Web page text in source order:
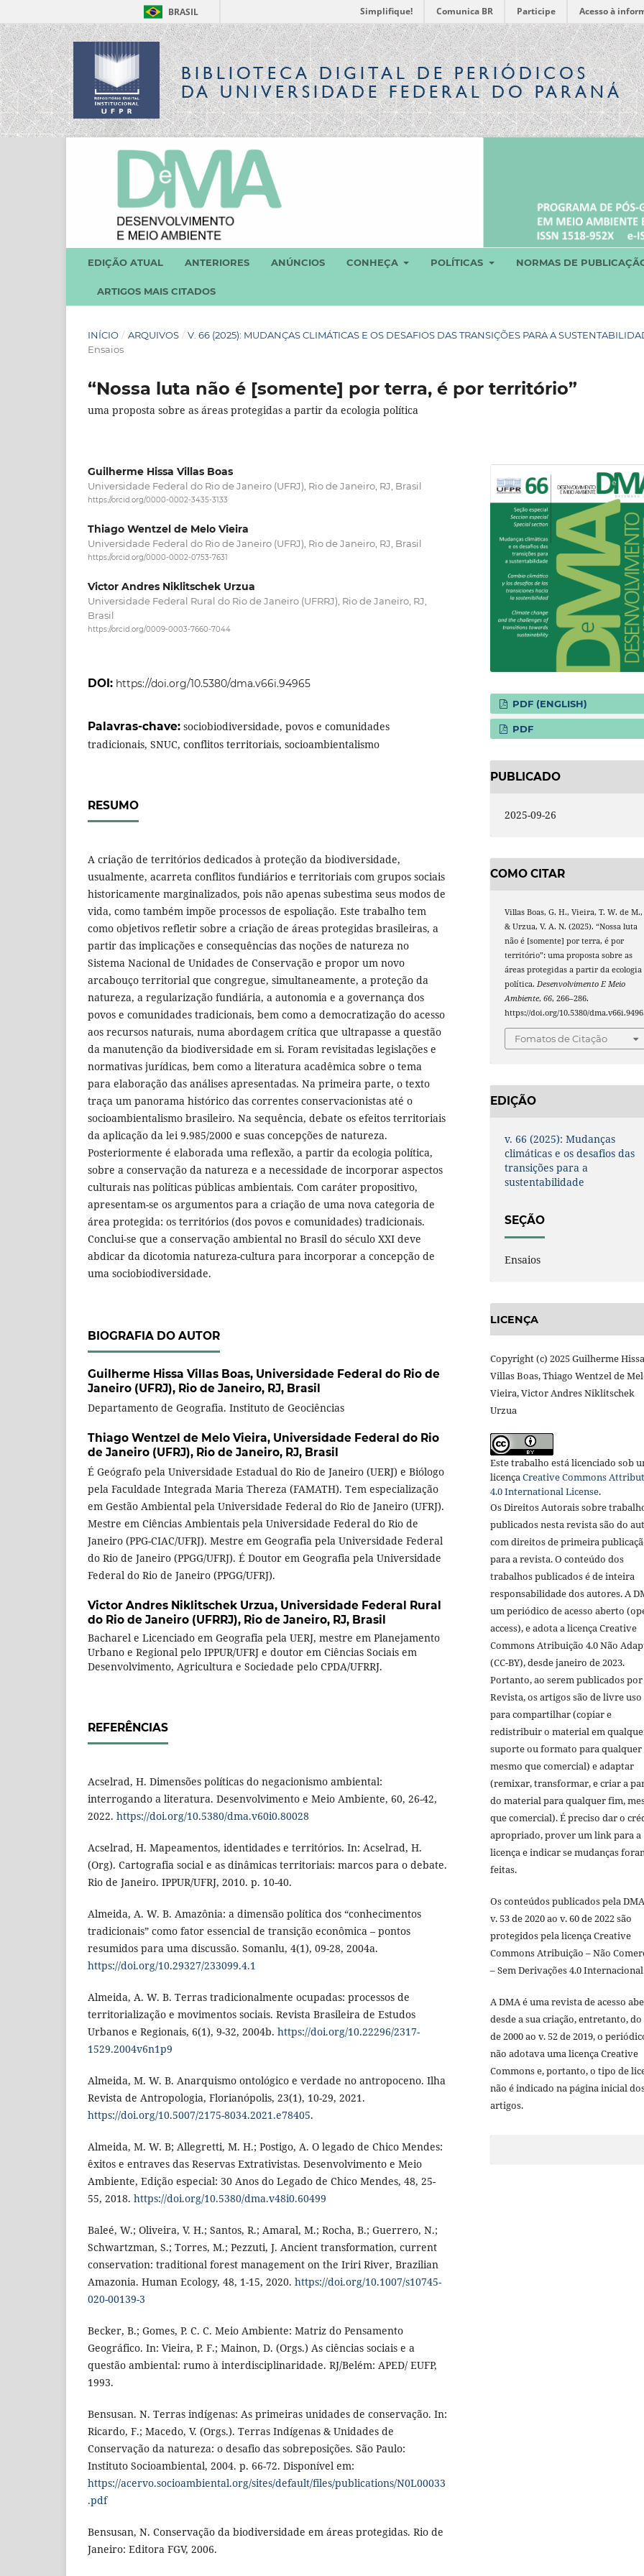
BRASIL Simplifique! Comunica BR Participe Acesso à
BIBLIOTECA DIGITALDE PERIÓDICOS
DA UNIVERSIDADE FEDERAL DO PARANÁ
EDIÇÃO ATUAL ANTERIORES ANÚNCIOS CONHEÇA POLÍTICAS NORMAS DE
ARTIGOS MAIS CITADOS
INÍCIO / ARQUIVOS / V. 66 (2025): MUDANÇAS CLIMÁTICAS E OS DESAFIOS DAS TRANSIÇÕES PARA A
Ensaios
“Nossa luta não é [somente] por terra, é por território”
uma proposta sobre as áreas protegidas a partir da ecologia política
Guilherme Hissa Villas Boas
Universidade Federal do Rio de Janeiro (UFRJ), Rio de Janeiro, RJ, Brasil
https://orcid.org/0000-0002-3435-3133
Thiago Wentzel de Melo Vieira
Universidade Federal do Rio de Janeiro (UFRJ), Rio de Janeiro, RJ, Brasil
https://orcid.org/0000-0002-0753-7631
Victor Andres Niklitschek Urzua
Universidade Federal Rural do Rio de Janeiro (UFRRJ), Rio de Janeiro, RJ,
Brasil
https://orcid.org/0009-0003-7660-7044
DOI: https://doi.org/10.5380/dma.v66i.94965
Palavras-chave: sociobiodiversidade, povos e comunidades
tradicionais, SNUC, conflitos territoriais, socioambientalismo
RESUMO
A criação de territórios dedicados à proteção da biodiversidade,
usualmente, acarreta conflitos fundiários e territoriais com grupos sociais
historicamente marginalizados, pois não apenas subestima seus modos de
vida, como também impõe processos de espoliação. Este trabalho tem
como objetivos refletir sobre a criação de áreas protegidas brasileiras, a
partir das implicações e consequências das noções de natureza no
Sistema Nacional de Unidades de Conservação e propor um novo
arcabouço territorial que congregue, simultaneamente, a proteção da
natureza, a regularização fundiária, a autonomia e a governança dos
povos e comunidades tradicionais, bem como a democratização do acesso
aos recursos naturais, numa abordagem crítica que ultrapasse a questão
da manutenção da biodiversidade em si. Foram revisitadas legislações e
normativas jurídicas, bem como a literatura acadêmica sobre o tema
para elaboração das análises apresentadas. Na primeira parte, o texto
traça um panorama histórico das correntes conservacionistas até o
socioambientalismo brasileiro. Na sequência, debate os efeitos territoriais
da aplicação da lei 9.985/2000 e suas concepções de natureza.
Posteriormente é elaborada uma reflexão, a partir da ecologia política,
sobre a conservação da natureza e a necessidade de incorporar aspectos
culturais nas políticas públicas ambientais. Com caráter propositivo,
apresentam-se os argumentos para a criação de uma nova categoria de
área protegida: os territórios (dos povos e comunidades) tradicionais.
Conclui-se que a conservação ambiental no Brasil do século XXI deve
abdicar da dicotomia natureza-cultura para incorporar a concepção de
uma sociobiodiversidade.
BIOGRAFIA DO AUTOR
Guilherme Hissa Villas Boas, Universidade Federal do Rio de
Janeiro (UFRJ), Rio de Janeiro, RJ, Brasil
Departamento de Geografia. Instituto de Geociências
Thiago Wentzel de Melo Vieira, Universidade Federal do Rio
de Janeiro (UFRJ), Rio de Janeiro, RJ, Brasil
É Geógrafo pela Universidade Estadual do Rio de Janeiro (UERJ) e Biólogo
pela Faculdade Integrada Maria Thereza (FAMATH). Tem especialização
em Gestão Ambiental pela Universidade Federal do Rio de Janeiro (UFRJ).
Mestre em Ciências Ambientais pela Universidade Federal do Rio de
Janeiro (PPG-CIAC/UFRJ). Mestre em Geografia pela Universidade Federal
do Rio de Janeiro (PPGG/UFRJ). É Doutor em Geografia pela Universidade
Federal do Rio de Janeiro (PPGG/UFRJ).
Victor Andres Niklitschek Urzua, Universidade Federal Rural
do Rio de Janeiro (UFRRJ), Rio de Janeiro, RJ, Brasil
Bacharel e Licenciado em Geografia pela UERJ, mestre em Planejamento
Urbano e Regional pelo IPPUR/UFRJ e doutor em Ciências Sociais em
Desenvolvimento, Agricultura e Sociedade pelo CPDA/UFRRJ.
REFERÊNCIAS
Acselrad, H. Dimensões políticas do negacionismo ambiental:
interrogando a literatura. Desenvolvimento e Meio Ambiente, 60, 26-42,
2022. https://doi.org/10.5380/dma.v60i0.80028
Acselrad, H. Mapeamentos, identidades e territórios. In: Acselrad, H.
(Org). Cartografia social e as dinâmicas territoriais: marcos para o debate.
Rio de Janeiro. IPPUR/UFRJ, 2010. p. 10-40.
Almeida, A. W. B. Amazônia: a dimensão política dos “conhecimentos
tradicionais” como fator essencial de transição econômica – pontos
resumidos para uma discussão. Somanlu, 4(1), 09-28, 2004a.
https://doi.org/10.29327/233099.4.1
Almeida, A. W. B. Terras tradicionalmente ocupadas: processos de
territorialização e movimentos sociais. Revista Brasileira de Estudos
Urbanos e Regionais, 6(1), 9-32, 2004b. https://doi.org/10.22296/2317-
1529.2004v6n1p9
Almeida, M. W. B. Anarquismo ontológico e verdade no antropoceno. Ilha
Revista de Antropologia, Florianópolis, 23(1), 10-29, 2021.
https://doi.org/10.5007/2175-8034.2021.e78405.
Almeida, M. W. B; Allegretti, M. H.; Postigo, A. O legado de Chico Mendes:
êxitos e entraves das Reservas Extrativistas. Desenvolvimento e Meio
Ambiente, Edição especial: 30 Anos do Legado de Chico Mendes, 48, 25-
55, 2018. https://doi.org/10.5380/dma.v48i0.60499
Baleé, W.; Oliveira, V. H.; Santos, R.; Amaral, M.; Rocha, B.; Guerrero, N.;
Schwartzman, S.; Torres, M.; Pezzuti, J. Ancient transformation, current
conservation: traditional forest management on the Iriri River, Brazilian
Amazonia. Human Ecology, 48, 1-15, 2020. https://doi.org/10.1007/s10745-
020-00139-3
Becker, B.; Gomes, P. C. C. Meio Ambiente: Matriz do Pensamento
Geográfico. In: Vieira, P. F.; Mainon, D. (Orgs.) As ciências sociais e a
questão ambiental: rumo à interdisciplinaridade. RJ/Belém: APED/ EUFP,
1993.
Bensusan. N. Terras indígenas: As primeiras unidades de conservação. In:
Ricardo, F.; Macedo, V. (Orgs.). Terras Indígenas & Unidades de
Conservação da natureza: o desafio das sobreposições. São Paulo:
Instituto Socioambiental, 2004. p. 66-72. Disponível em:
https://acervo.socioambiental.org/sites/default/files/publications/N0L00033
.pdf
Bensusan, N. Conservação da biodiversidade em áreas protegidas. Rio de
Janeiro: Editora FGV, 2006.
PDF (ENGLISH)
PDF
PUBLICADO
2025-09-26
COMO CITAR
Villas Boas, G. H., Vieira, T. W. de M.,
& Urzua, V. A. N. (2025). “Nossa luta
não é [somente] por terra, é por
território”: uma proposta sobre as
áreas protegidas a partir da ecologia
política.Desenvolvimento E Meio
Ambiente,66, 266–286.
https://doi.org/10.5380/
Fomatos de Citação
EDIÇÃO
v. 66 (2025): Mudanças
climáticas e os desafios das
transições para a
sustentabilidade
SEÇÃO
Ensaios
LICENÇA
Copyright (c) 2025 Guilherme Hissa
Villas Boas, Thiago Wentzel de
Vieira, Victor Andres Niklitschek
Urzua
Este trabalho está licenciado sob
licençaCreative Commons
4.0 International License.
Os Direitos Autorais sobre
publicados nesta revista são do
com direitos de primeira
para a revista. O conteúdo dos
trabalhos publicados é de inteira
responsabilidade dos autores. A
um periódico de acesso aberto
access), e adota a licença Creative
Commons Atribuição 4.0 Não
(CC-BY), desde janeiro de 2023.
Portanto, ao serem publicados por
Revista, os artigos são de livre uso
para compartilhar (copiar e
redistribuir o material em
suporte ou formato para
mesmo que comercial) e adaptar
(remixar, transformar, e criar a
do material para qualquer fim,
que comercial). É preciso dar o
apropriado, prover um link para a
licença e indicar se mudanças
feitas.
Os conteúdos publicados pela
v. 53 de 2020 ao v. 60 de 2022 são
protegidos pela licença Creative
Commons Atribuição – Não
– Sem Derivações 4.0
A DMA é uma revista de acesso
desde a sua criação, entretanto, do
de 2000 ao v. 52 de 2019, o
não adotava uma licença Creative
Commons e, portanto, o tipo de
não é indicado na página inicial
artigos.